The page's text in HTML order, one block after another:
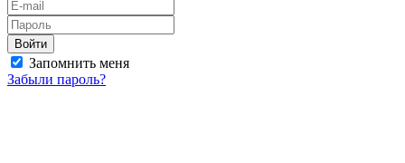
Войти
Запомнить меня
Забыли пароль?